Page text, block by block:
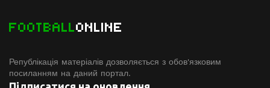
FOOTBALLONLINE
Републікація матеріалів дозволяється з обов'язковим
посиланням на даний портал.